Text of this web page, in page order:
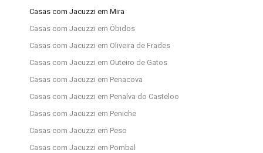
Casas com Jacuzzi em Mira
Casas com Jacuzzi em Óbidos
Casas com Jacuzzi em Oliveira de Frades
Casas com Jacuzzi em Outeiro de Gatos
Casas com Jacuzzi em Penacova
Casas com Jacuzzi em Penalva do Casteloo
Casas com Jacuzzi em Peniche
Casas com Jacuzzi em Peso
Casas com Jacuzzi em Pombal